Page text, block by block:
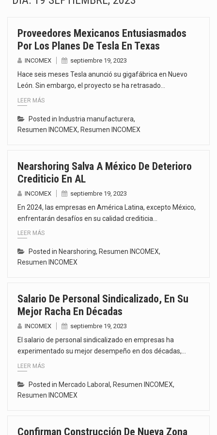
El gobierno de Estados Unidos anunciará un arancel del 15 % sobre los productos fabricados…
El derecho a la previsibilidad de los horarios de trabajo en turnos rotativos podría ser…
El Tribunal Federal de Justicia Administrativa (TFJA), a través de su Segunda Sala Regional en…
Proveedores Mexicanos Entusiasmados
Por Los Planes De Tesla En Texas
INCOMEX septiembre 19, 2023
Hace seis meses Tesla anunció su gigafábrica en Nuevo
León. Sin embargo, el proyecto se ha retrasado…
LEER MÁS
Posted in Industria manufacturera,
Resumen INCOMEX, Resumen INCOMEX
Nearshoring Salva A México De Deterioro
Crediticio En AL
INCOMEX septiembre 19, 2023
En 2024, las empresas en América Latina, excepto México,
enfrentarán desafíos en su calidad crediticia…
LEER MÁS
Posted in Nearshoring, Resumen INCOMEX,
Resumen INCOMEX
Salario De Personal Sindicalizado, En Su
Mejor Racha En Décadas
INCOMEX septiembre 19, 2023
El salario de personal sindicalizado en empresas ha
experimentado su mejor desempeño en dos décadas,…
LEER MÁS
Posted in Mercado Laboral , Resumen INCOMEX,
Resumen INCOMEX
Confirman Construcción De Nueva Zona